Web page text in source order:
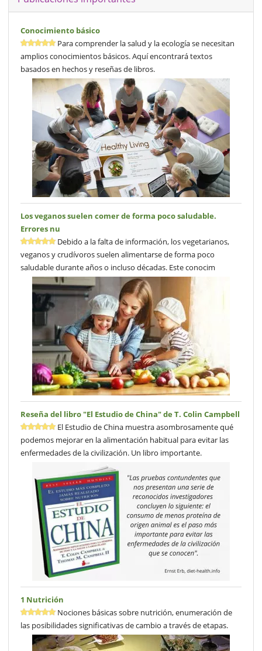
Conocimiento básico
Para comprender la salud y la ecología se necesitan
amplios conocimientos básicos. Aquí encontrará textos
basados en hechos y reseñas de libros.
Los veganos suelen comer de forma poco saludable.
Errores nu
Debido a la falta de información, los vegetarianos,
veganos y crudívoros suelen alimentarse de forma poco
saludable durante años o incluso décadas. Este conocim
Reseña del libro "El Estudio de China" de T. Colin Campbell
El Estudio de China muestra asombrosamente qué
podemos mejorar en la alimentación habitual para evitar las
enfermedades de la civilización. Un libro importante.
1 Nutrición
Nociones básicas sobre nutrición, enumeración de
las posibilidades significativas de cambio a través de etapas.